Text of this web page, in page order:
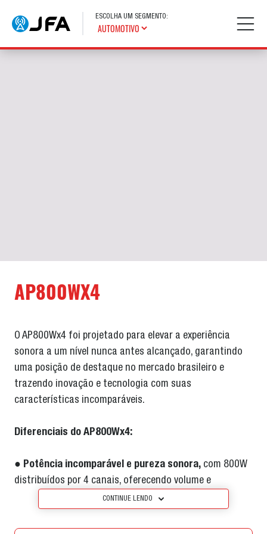
ESCOLHA UM SEGMENTO:
AP800WX4
O AP800Wx4 foi projetado para elevar a experiência
sonora a um nível nunca antes alcançado, garantindo
uma posição de destaque no mercado brasileiro e
trazendo inovação e tecnologia com suas
características incomparáveis.
Diferenciais do AP800Wx4:
● Potência incomparável e pureza sonora, com 800W
distribuídos por 4 canais, oferecendo volume e
qualidade sonora impecáveis.
CONTINUE LENDO